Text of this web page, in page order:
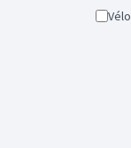
Vélo